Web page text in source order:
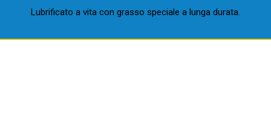
Lubrificato a vita con grasso speciale a lunga durata.